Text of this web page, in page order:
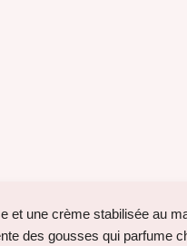
et une crème stabilisée au
des gousses qui parfume